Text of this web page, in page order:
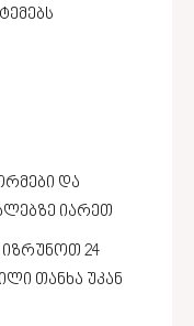
და
იარეთ
იზრუნოთ 24
თანხა უკან